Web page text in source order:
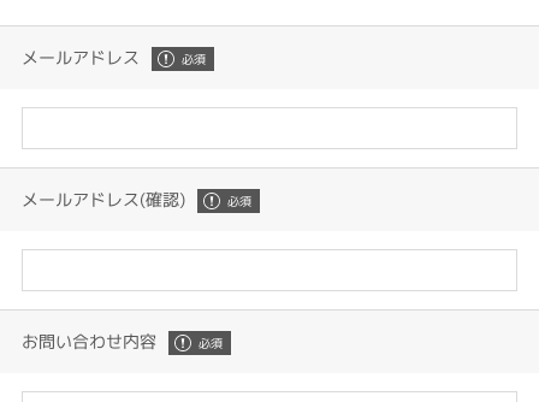
メールアドレス
メールアドレス(確認)
お問い合わせ内容